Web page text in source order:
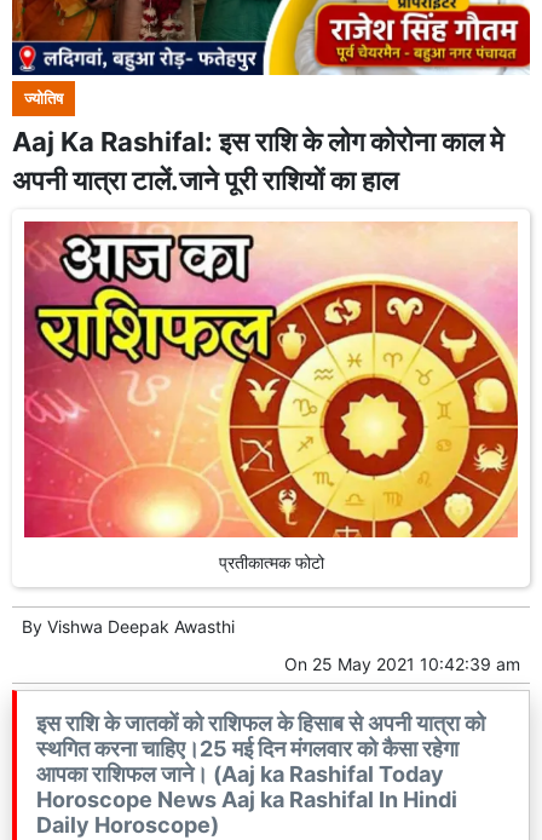
ज्योतिष
Aaj Ka Rashifal: इस राशि के लोग कोरोना काल मे
अपनी यात्रा टालें.जाने पूरी राशियों का हाल
प्रतीकात्मक फोटो
By Vishwa Deepak Awasthi
On 25 May 2021 10:42:39 am
इस राशि के जातकों को राशिफल के हिसाब से अपनी यात्रा को
स्थगित करना चाहिए।25 मई दिन मंगलवार को कैसा रहेगा
आपका राशिफल जाने। (Aaj ka Rashifal Today
Horoscope News Aaj ka Rashifal In Hindi
Daily Horoscope)